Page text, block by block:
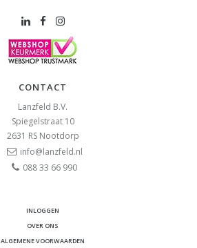
CONTACT
Lanzfeld B.V.
Spiegelstraat 10
2631 RS Nootdorp
info@lanzfeld.nl
088 33 66 990
INLOGGEN
OVER ONS
ALGEMENE VOORWAARDEN